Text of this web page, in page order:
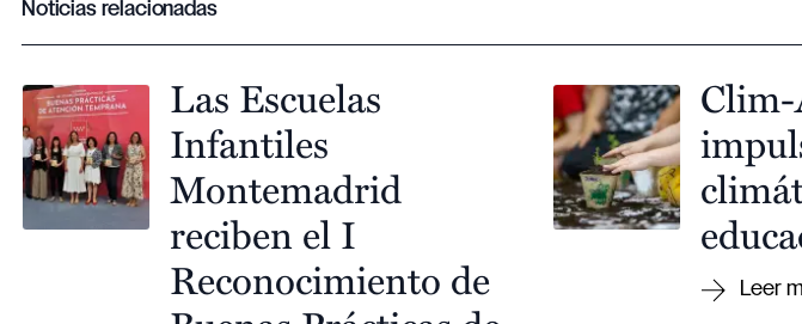
Noticias relacionadas
Las Escuelas
Infantiles
Montemadrid
reciben el I
Reconocimiento de